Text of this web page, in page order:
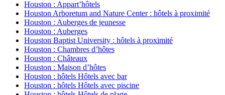
Houston : Appart’hôtels
Houston Arboretum and Nature Center : hôtels à proximité
Houston : Auberges de jeunesse
Houston : Auberges
Houston Baptist University : hôtels à proximité
Houston : Chambres d’hôtes
Houston : Châteaux
Houston : Maison d’hôtes
Houston : hôtels Hôtels avec bar
Houston : hôtels Hôtels avec piscine